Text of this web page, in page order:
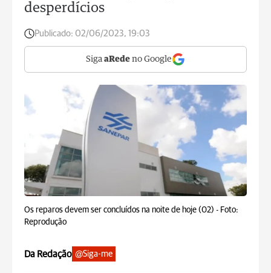
desperdícios
Publicado: 02/06/2023, 19:03
Siga aRede no Google
Os reparos devem ser concluídos na noite de hoje (02) - Foto:
Reprodução
Da Redação @Siga-me